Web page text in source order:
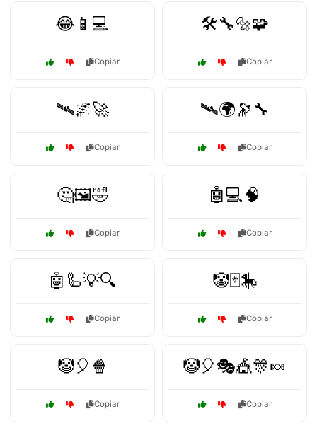
😂📱💻
Copiar
🛠️🔧🔩🧩
Copiar
🛰️🌌🚀
Copiar
🛰️🌍🔭🔧
Copiar
🤔🖼️🤣
Copiar
🤖💻🧠
Copiar
🤖🦾💡🔍
Copiar
🤡🃏🎠
Copiar
🤡🎈🍿
Copiar
🤡🎈🎭🎪🎊🍬
Copiar